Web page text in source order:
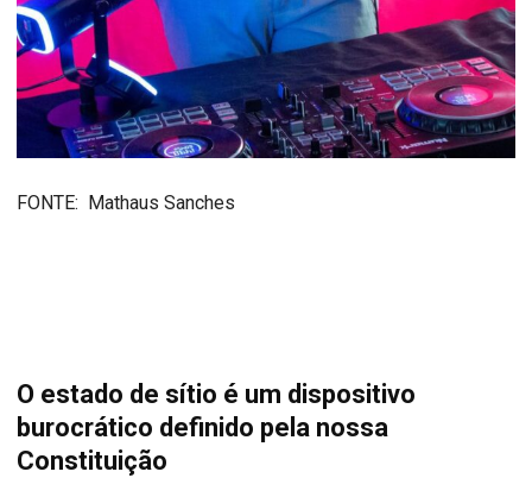
FONTE: Mathaus Sanches
O estado de sítio é um dispositivo
burocrático definido pela nossa
Constituição